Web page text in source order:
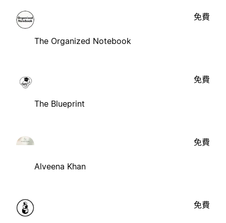
The Organized Notebook
免費
The Blueprint
免費
Alveena Khan
免費
免費